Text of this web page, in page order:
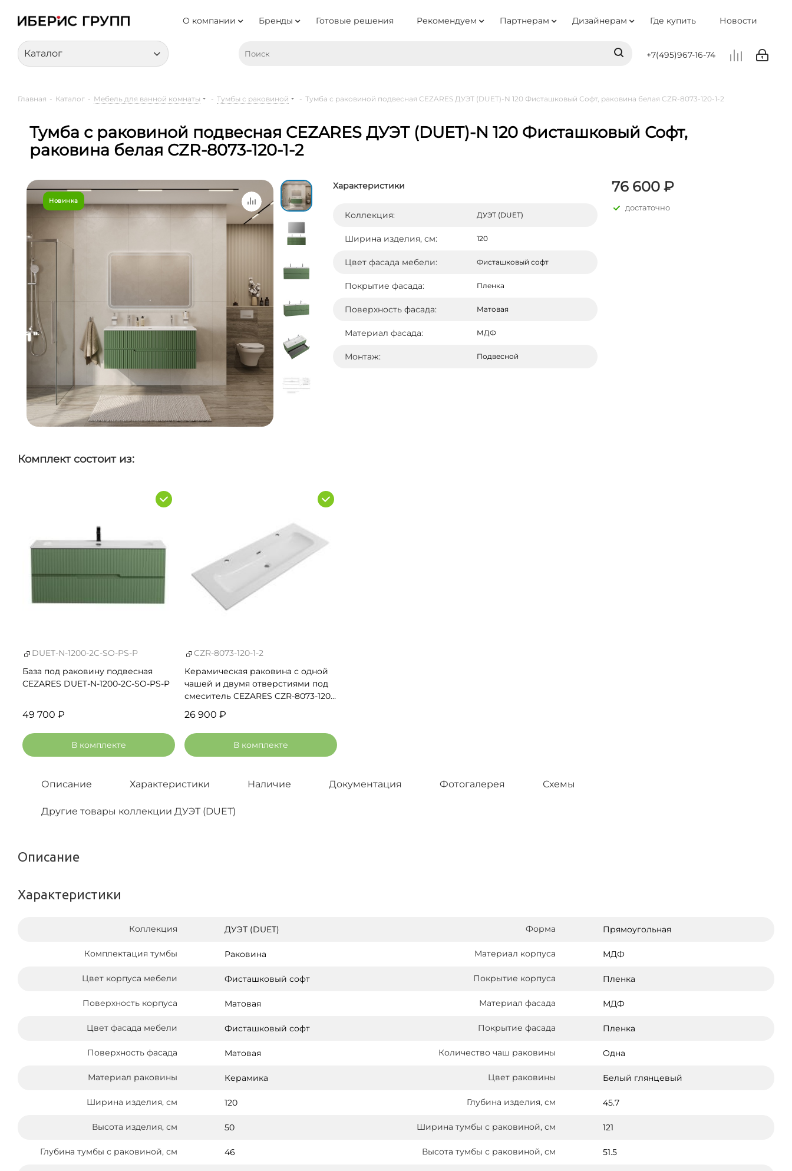
О компании Бренды Готовые решения Рекомендуем Партнерам Дизайнерам Где купить Новости
Каталог +7(495)967-16-74
Главная - Каталог - Мебель для ванной комнаты - Тумбы с раковиной - Тумба с раковиной подвесная CEZARES ДУЭТ (DUET)-N 120 Фисташковый Софт, раковина белая CZR-8073-120-1-2
Тумба с раковиной подвесная CEZARES ДУЭТ (DUET)-N 120 Фисташковый Софт,
раковина белая CZR-8073-120-1-2
Новинка
Характеристики
Коллекция: ДУЭТ (DUET)
Ширина изделия, см: 120
Цвет фасада мебели: Фисташковый софт
Покрытие фасада: Пленка
Поверхность фасада: Матовая
Материал фасада: МДФ
Монтаж: Подвесной
76 600 ₽
достаточно
Комплект состоит из:
DUET-N-1200-2C-SO-PS-P
База под раковину подвесная
CEZARES DUET-N-1200-2C-SO-PS-P
49 700 ₽
В комплекте
CZR-8073-120-1-2
Керамическая раковина с одной
чашей и двумя отверстиями под
смеситель CEZARES CZR-8073-120-
1-2
26 900 ₽
В комплекте
Описание Характеристики Наличие Документация Фотогалерея Схемы
Другие товары коллекции ДУЭТ (DUET)
Описание
Характеристики
Коллекция ДУЭТ (DUET) Форма Прямоугольная
Комплектация тумбы Раковина Материал корпуса МДФ
Цвет корпуса мебели Фисташковый софт Покрытие корпуса Пленка
Поверхность корпуса Матовая Материал фасада МДФ
Цвет фасада мебели Фисташковый софт Покрытие фасада Пленка
Поверхность фасада Матовая Количество чаш раковины Одна
Материал раковины Керамика Цвет раковины Белый глянцевый
Ширина изделия, см 120 Глубина изделия, см 45.7
Высота изделия, см 50 Ширина тумбы с раковиной, см 121
Глубина тумбы с раковиной, см 46 Высота тумбы с раковиной, см 51.5